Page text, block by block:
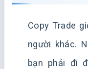
Copy Trade
người khác.
bạn phải đi